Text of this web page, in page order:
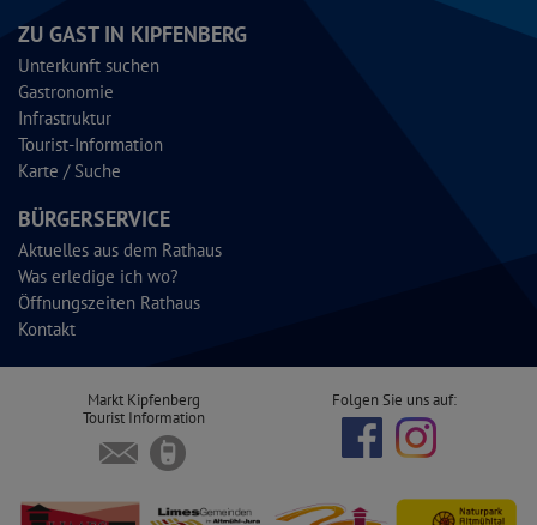
ZU GAST IN KIPFENBERG
Unterkunft suchen
Gastronomie
Infrastruktur
Tourist-Information
Karte / Suche
BÜRGERSERVICE
Aktuelles aus dem Rathaus
Was erledige ich wo?
Öffnungszeiten Rathaus
Kontakt
Markt Kipfenberg
Tourist Information
Folgen Sie uns auf: